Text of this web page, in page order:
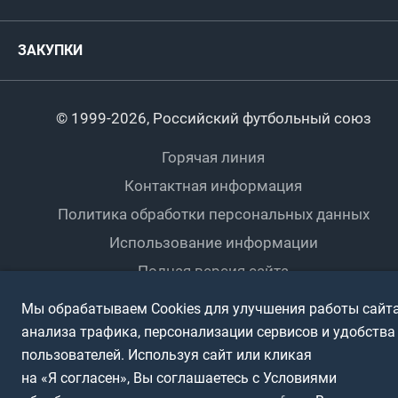
Титулы и трофеи
Турниры клубов
Регионы
Пляжный
Футбольное двоеборье
Интерактивный
Любители
Спортшколы
Дети
Ветераны
Спортсмены с ОВЗ
ЗАКУПКИ
© 1999-2026, Российский футбольный союз
Горячая линия
Контактная информация
Политика обработки персональных данных
Использование информации
Полная версия сайта
Мы обрабатываем Cookies для улучшения работы
анализа трафика, персонализации сервисов и удобства
пользователей. Используя сайт или кликая
на «Я согласен», Вы соглашаетесь с Условиями